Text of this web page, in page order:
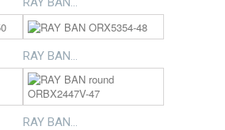
RAY BAN...
RAY BAN...